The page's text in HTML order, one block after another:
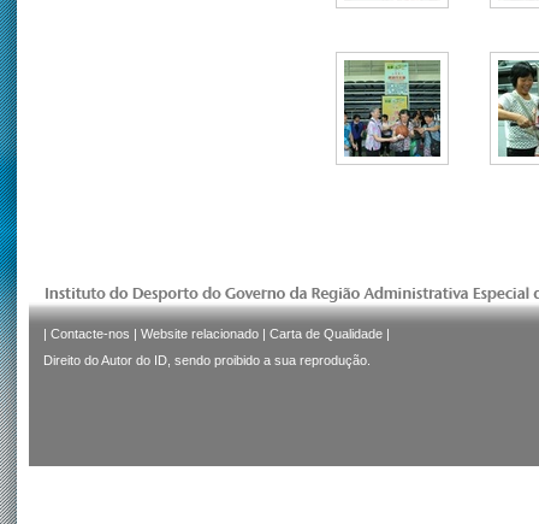
| Contacte-nos | Website relacionado | Carta de Qualidade |
Direito do Autor do ID, sendo proibido a sua reprodução.